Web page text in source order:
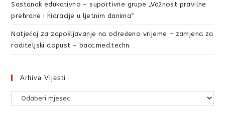
Sastanak edukativno – suportivne grupe „Važnost pravilne
prehrane i hidracije u ljetnim danima“
Natječaj za zapošljavanje na određeno vrijeme – zamjena za
roditeljski dopust – bacc.med.techn.
Arhiva Vijesti